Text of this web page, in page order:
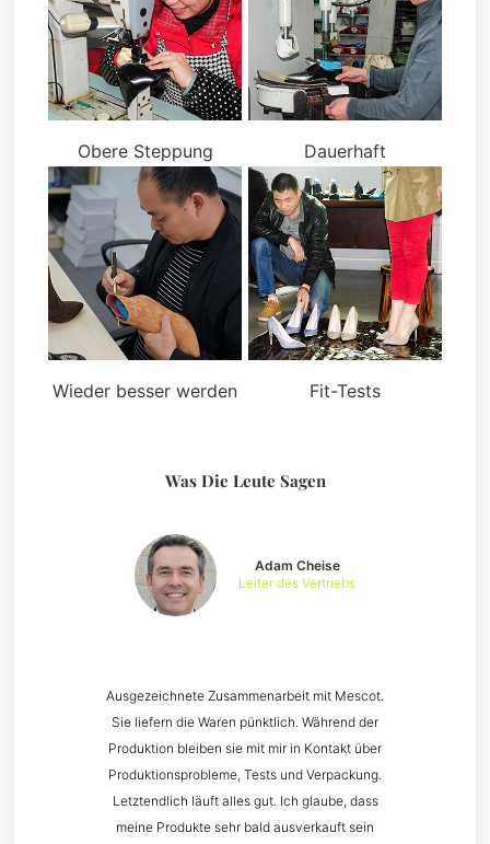
Obere Steppung Dauerhaft
Wieder besser werden Fit-Tests
Was Die Leute Sagen
Ausgezeichnete Zusammenarbeit mit Mescot.
Sie liefern die Waren pünktlich. Während der
Produktion bleiben sie mit mir in Kontakt über
Produktionsprobleme, Tests und Verpackung.
Letztendlich läuft alles gut. Ich glaube, dass
meine Produkte sehr bald ausverkauft sein
Adam Cheise
Leiter des Vertriebs